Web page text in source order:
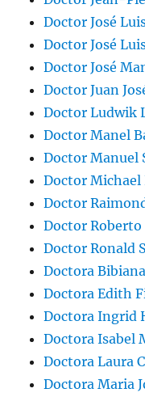
Doctor José
Doctor José
Doctor José
Doctor Juan
Doctor Ludwik
Doctor Manel
Doctor Manuel
Doctor Michael
Doctor
Doctor
Doctor Ronald
Doctora
Doctora Edith
Doctora Ingrid
Doctora Isabel
Doctora Laura
Doctora Maria